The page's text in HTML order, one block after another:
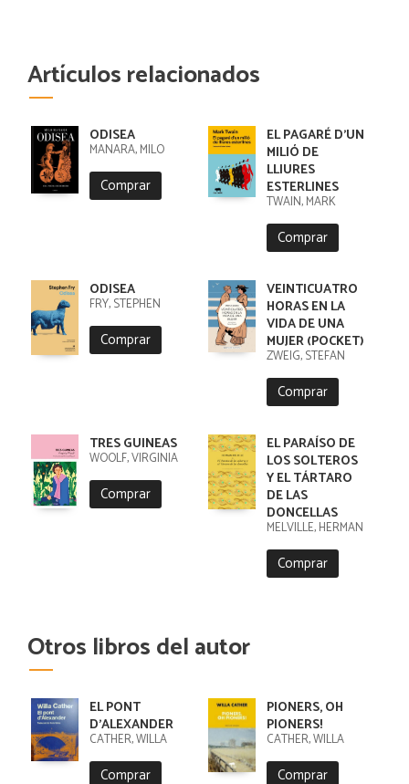
Artículos relacionados
ODISEA
MANARA, MILO
Comprar
EL PAGARÉ D'UN
MILIÓ DE
LLIURES
ESTERLINES
TWAIN, MARK
Comprar
ODISEA
FRY, STEPHEN
Comprar
VEINTICUATRO
HORAS EN LA
VIDA DE UNA
MUJER (POCKET)
ZWEIG, STEFAN
Comprar
TRES GUINEAS
WOOLF, VIRGINIA
Comprar
EL PARAÍSO DE
LOS SOLTEROS
Y EL TÁRTARO
DE LAS
DONCELLAS
MELVILLE, HERMAN
Comprar
Otros libros del autor
EL PONT
D'ALEXANDER
CATHER, WILLA
Comprar
PIONERS, OH
PIONERS!
CATHER, WILLA
Comprar